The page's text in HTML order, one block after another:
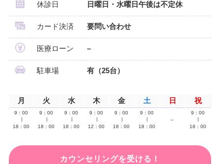
休診日 日曜日・水曜日午後は不定休
カード決済 要問い合わせ
医療ローン –
駐車場 有（25台）
月 火 水 木 金 土 日 祝
9：00
18：00
9：00
18：00
9：00
18：00
9：00
12：00
9：00
18：00
9：00
18：00
–
9：00
18：00
カウンセリングを受ける！